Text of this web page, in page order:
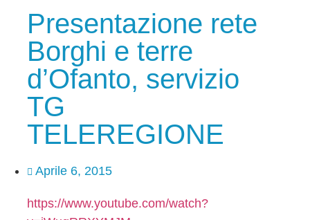
Presentazione rete
Borghi e terre
d’Ofanto, servizio
TG
TELEREGIONE
Aprile 6, 2015
https://www.youtube.com/watch?